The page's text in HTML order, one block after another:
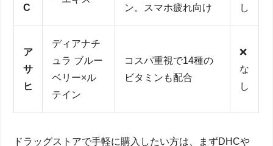
C
ン。スマホ疲れ向け
し
ア
サ
ヒ
ディアナチ
ュラ ブルー
ベリー×ル
テイン
コスパ重視で14種の
ビタミンも配合
❌
な
し
ドラッグストアで手軽に購入したい方は、まずDHCや